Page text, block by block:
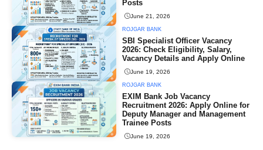
Posts
June 21, 2026
ROJGAR BANK
SBI Specialist Officer Vacancy
2026: Check Eligibility, Salary,
Vacancy Details and Apply Online
June 19, 2026
ROJGAR BANK
EXIM Bank Job Vacancy
Recruitment 2026: Apply Online for
Deputy Manager and Management
Trainee Posts
June 19, 2026